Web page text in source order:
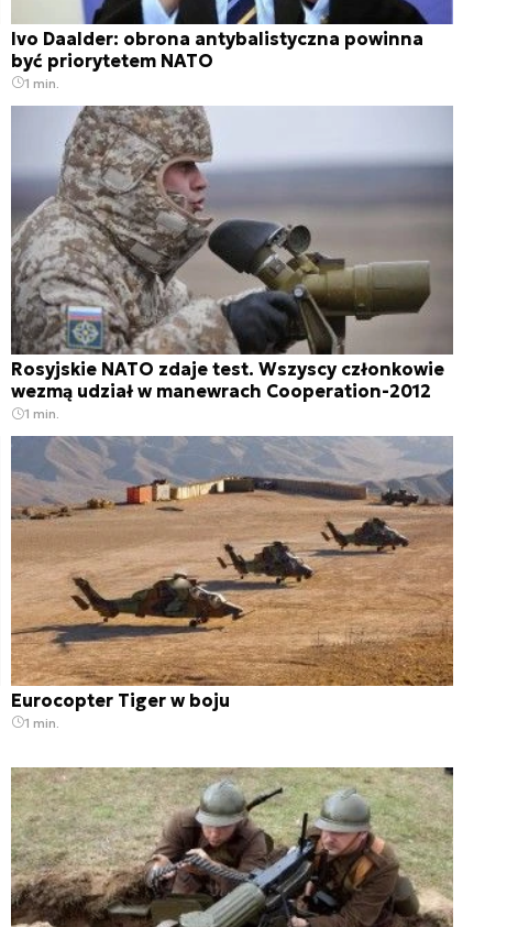
Ivo Daalder: obrona antybalistyczna powinna
być priorytetem NATO
1 min.
Rosyjskie NATO zdaje test. Wszyscy członkowie
wezmą udział w manewrach Cooperation-2012
1 min.
Eurocopter Tiger w boju
1 min.